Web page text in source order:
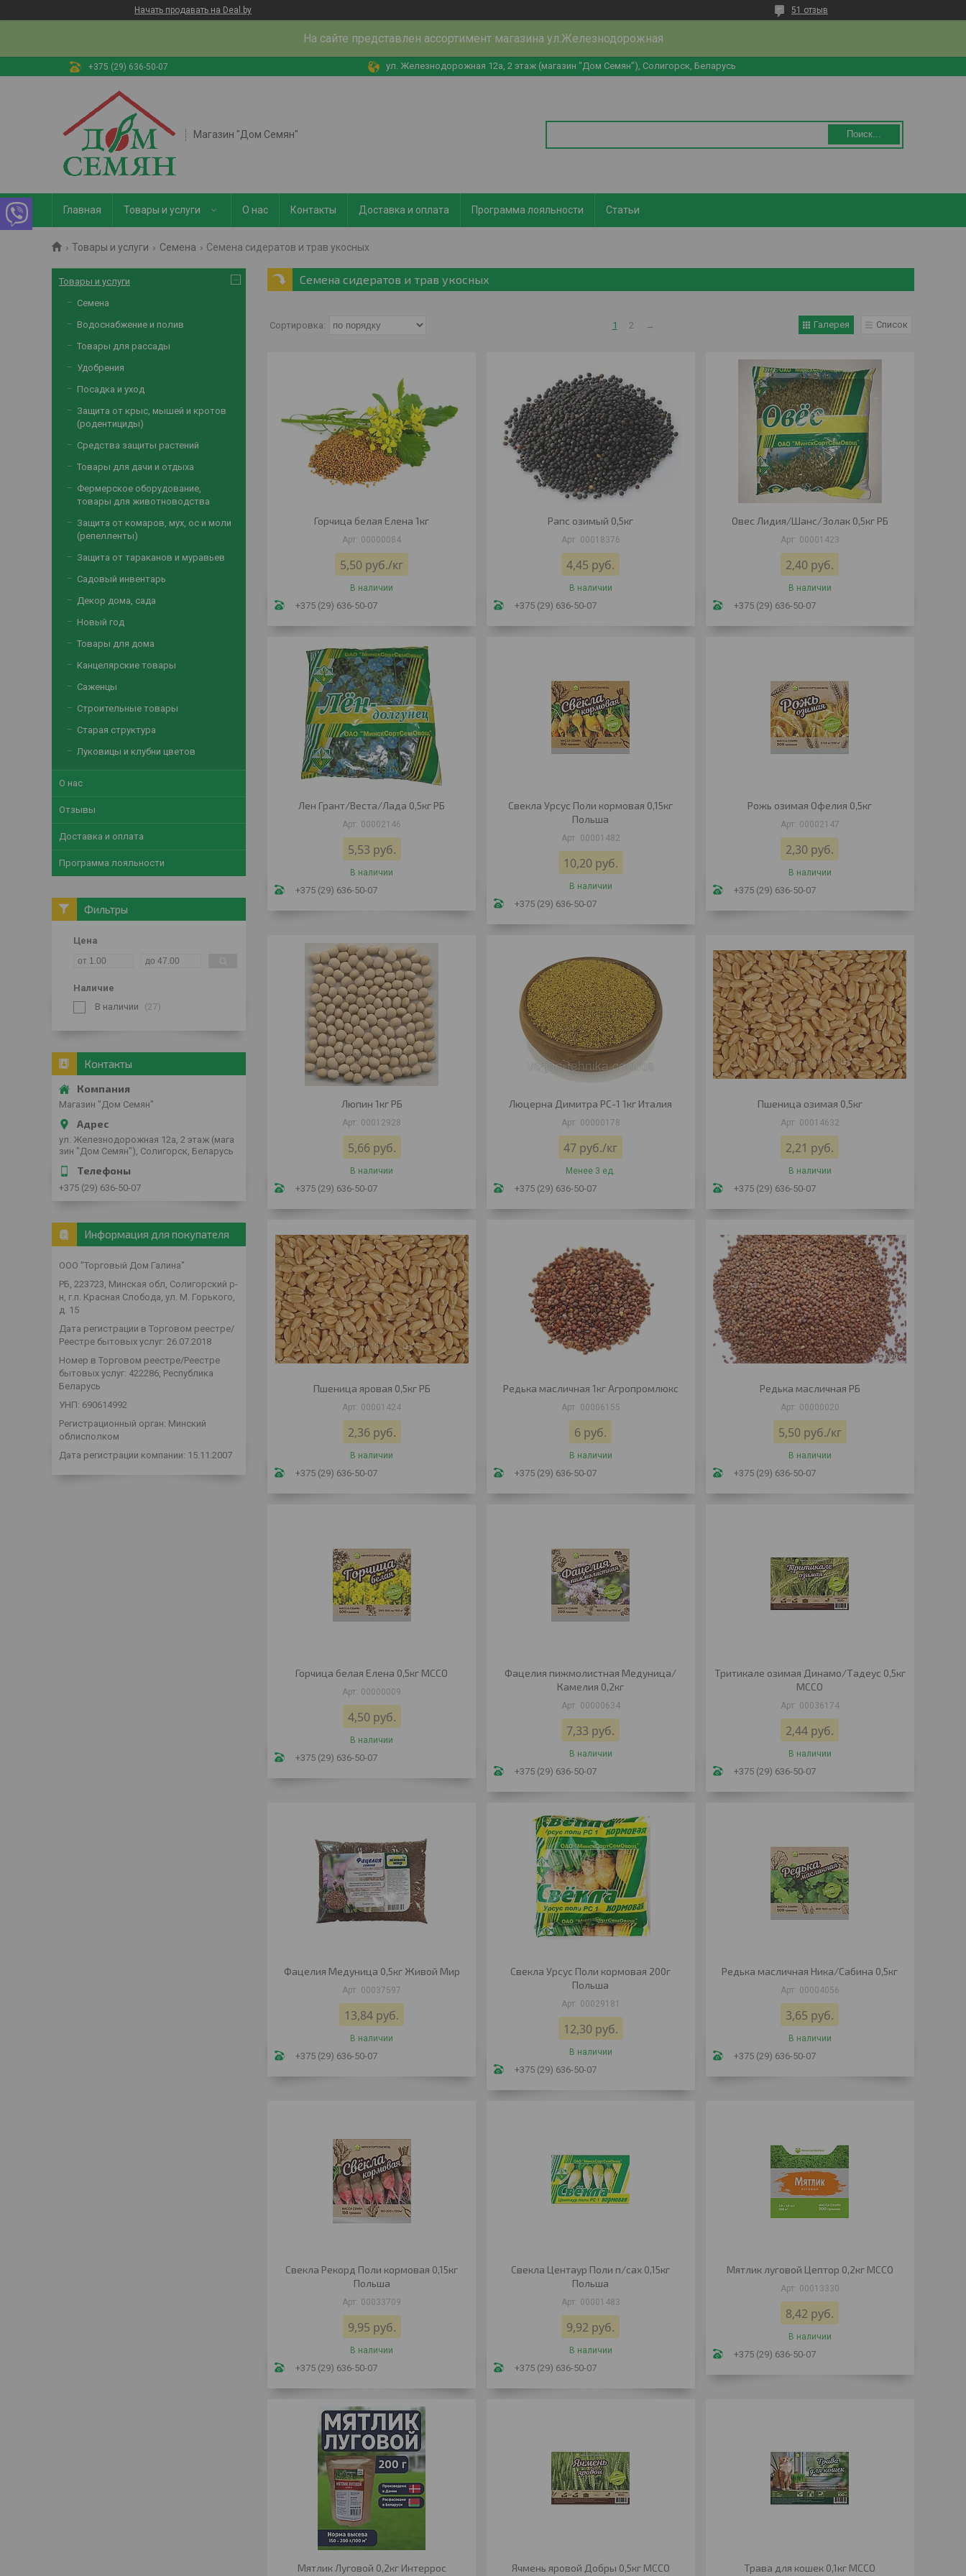
Начать продавать на Deal.by 51 отзыв
На сайте представлен ассортимент магазина ул.Железнодорожная
+375 (29) 636-50-07 ул. Железнодорожная 12а, 2 этаж (магазин "Дом Семян"), Солигорск, Беларусь
Магазин "Дом Семян" Поиск...
Главная Товары и услуги О нас Контакты Доставка и оплата Программа лояльности Статьи
Товары и услуги Семена Семена сидератов и трав укосных
Семена сидератов и трав укосных
1 2 → Галерея Список
Горчица белая Елена 1кг
00000084
5,50 руб./кг
В наличии
+375 (29) 636-50-07
Рапс озимый 0,5кг
00018376
4,45 руб.
В наличии
+375 (29) 636-50-07
Овес Лидия/Шанс/Золак 0,5кг РБ
00001423
2,40 руб.
В наличии
+375 (29) 636-50-07
Лен Грант/Веста/Лада 0,5кг РБ
00002146
5,53 руб.
В наличии
+375 (29) 636-50-07
Свекла Урсус Поли кормовая 0,15кг
Польша
00001482
10,20 руб.
В наличии
+375 (29) 636-50-07
Рожь озимая Офелия 0,5кг
00002147
2,30 руб.
В наличии
+375 (29) 636-50-07
Люпин 1кг РБ
00012928
5,66 руб.
В наличии
+375 (29) 636-50-07
Люцерна Димитра РС-1 1кг Италия
00000178
47 руб./кг
Менее 3 ед.
+375 (29) 636-50-07
Пшеница озимая 0,5кг
00014632
2,21 руб.
В наличии
+375 (29) 636-50-07
Пшеница яровая 0,5кг РБ
00001424
2,36 руб.
В наличии
+375 (29) 636-50-07
Редька масличная 1кг Агропромлюкс
00006155
6 руб.
В наличии
+375 (29) 636-50-07
Редька масличная РБ
00000020
5,50 руб./кг
В наличии
+375 (29) 636-50-07
Горчица белая Елена 0,5кг МССО
00000009
4,50 руб.
В наличии
+375 (29) 636-50-07
Фацелия пижмолистная Медуница/
Камелия 0,2кг
00000634
7,33 руб.
В наличии
+375 (29) 636-50-07
Тритикале озимая Динамо/Тадеус 0,5кг
МССО
00036174
2,44 руб.
В наличии
+375 (29) 636-50-07
Фацелия Медуница 0,5кг Живой Мир
00037597
13,84 руб.
В наличии
+375 (29) 636-50-07
Свекла Урсус Поли кормовая 200г
Польша
00029181
12,30 руб.
В наличии
+375 (29) 636-50-07
Редька масличная Ника/Сабина 0,5кг
00004056
3,65 руб.
В наличии
+375 (29) 636-50-07
Свекла Рекорд Поли кормовая 0,15кг
Польша
00033709
9,95 руб.
В наличии
+375 (29) 636-50-07
Свекла Центаур Поли п/сах 0,15кг
Польша
00001483
9,92 руб.
В наличии
+375 (29) 636-50-07
Мятлик луговой Цептор 0,2кг МССО
00013330
8,42 руб.
В наличии
+375 (29) 636-50-07
Мятлик Луговой 0,2кг Интеррос Ячмень яровой Добры 0,5кг МССО Трава для кошек 0,1кг МССО
Товары и услуги
Семена
Водоснабжение и полив
Товары для рассады
Удобрения
Посадка и уход
Защита от крыс, мышей и кротов
(родентициды)
Средства защиты растений
Товары для дачи и отдыха
Фермерское оборудование,
товары для животноводства
Защита от комаров, мух, ос и моли
(репелленты)
Защита от тараканов и муравьев
Садовый инвентарь
Декор дома, сада
Новый год
Товары для дома
Канцелярские товары
Саженцы
Строительные товары
Старая структура
Луковицы и клубни цветов
О нас
Отзывы
Доставка и оплата
Программа лояльности
Фильтры
Цена
Наличие
В наличии
27
Контакты
Магазин "Дом Семян"
ул. Железнодорожная 12а, 2 этаж (мага
зин "Дом Семян"), Солигорск, Беларусь
+375 (29) 636-50-07
Информация для покупателя
ООО "Торговый Дом Галина"
РБ, 223723, Минская обл, Солигорский р-
н, г.п. Красная Слобода, ул. М. Горького,
д. 15
Дата регистрации в Торговом реестре/
Реестре бытовых услуг: 26.07.2018
Номер в Торговом реестре/Реестре
бытовых услуг: 422286, Республика
Беларусь
УНП: 690614992
Регистрационный орган: Минский
облисполком
Дата регистрации компании: 15.11.2007